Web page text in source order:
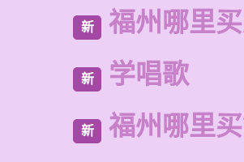
新 福州哪里
新 学唱歌
新 福州哪里